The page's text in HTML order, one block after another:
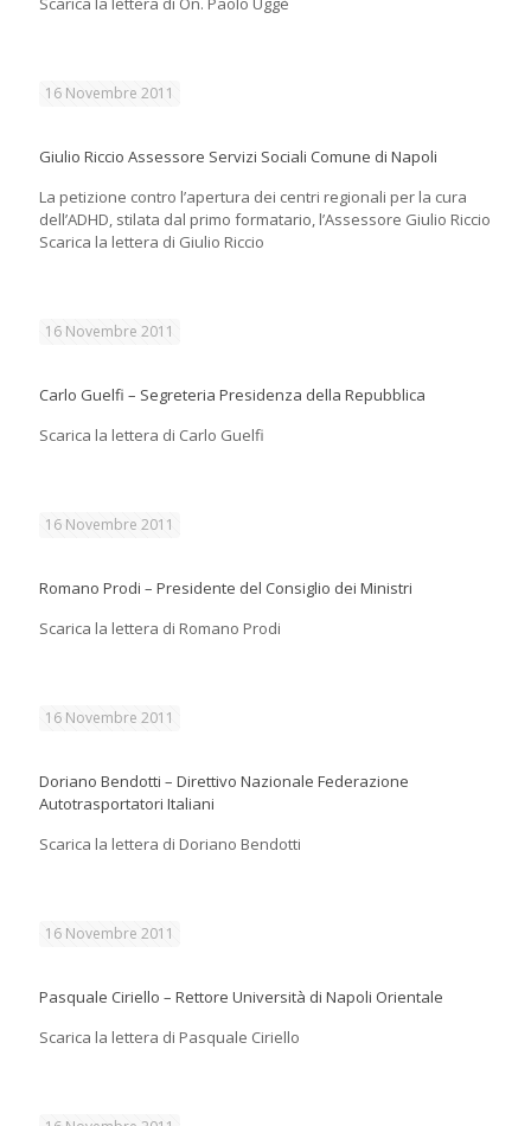
16 Novembre 2011
Giulio Riccio Assessore Servizi Sociali Comune di Napoli
La petizione contro l’apertura dei centri regionali per la cura
dell’ADHD, stilata dal primo formatario, l’Assessore Giulio Riccio
Scarica la lettera di Giulio Riccio
16 Novembre 2011
Carlo Guelfi – Segreteria Presidenza della Repubblica
Scarica la lettera di Carlo Guelfi
16 Novembre 2011
Romano Prodi – Presidente del Consiglio dei Ministri
Scarica la lettera di Romano Prodi
16 Novembre 2011
Doriano Bendotti – Direttivo Nazionale Federazione
Autotrasportatori Italiani
Scarica la lettera di Doriano Bendotti
16 Novembre 2011
Pasquale Ciriello – Rettore Università di Napoli Orientale
Scarica la lettera di Pasquale Ciriello